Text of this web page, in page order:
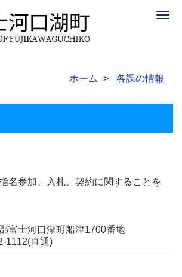
ホーム 各課の情報
名参加、入札、契約に関することを
富士河口湖町船津1700番地
1112(直通)